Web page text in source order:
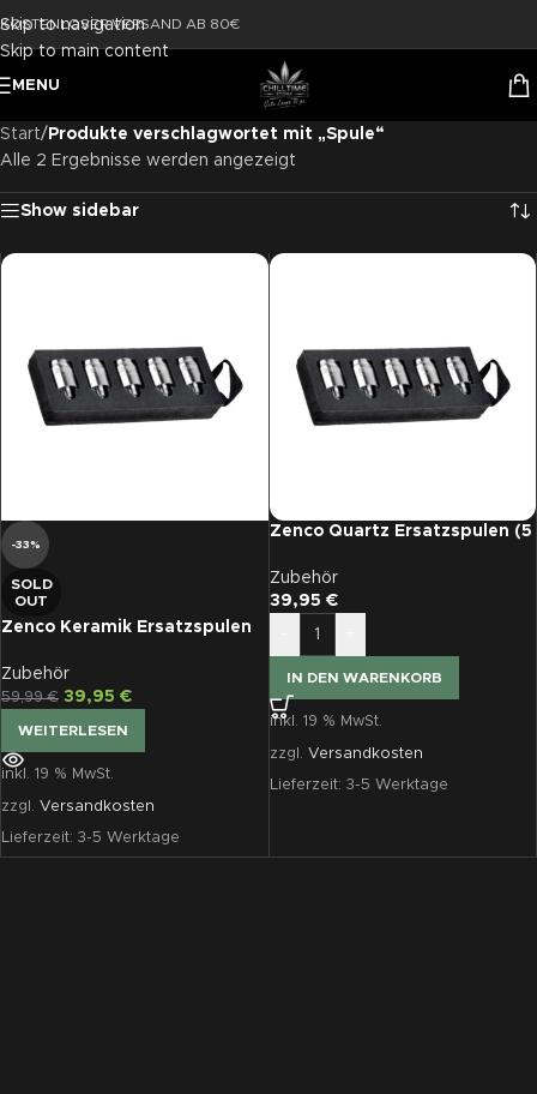
Skip to navigation
Skip to main content
KOSTENLOSER VERSAND AB 80€
MENU
Start/ Produkte verschlagwortet mit „Spule“
Alle 2 Ergebnisse werden angezeigt
Show sidebar
-33%
SOLD
OUT
Zenco Keramik Ersatzspulen
Zubehör
59,99€ 39,95 €
WEITERLESEN
inkl. 19 % MwSt.
zzgl. Versandkosten
Lieferzeit: 3-5 Werktage
Zenco Quartz Ersatzspulen (5
Zubehör
39,95 €
IN DEN WARENKORB
inkl. 19 % MwSt.
zzgl. Versandkosten
Lieferzeit: 3-5 Werktage